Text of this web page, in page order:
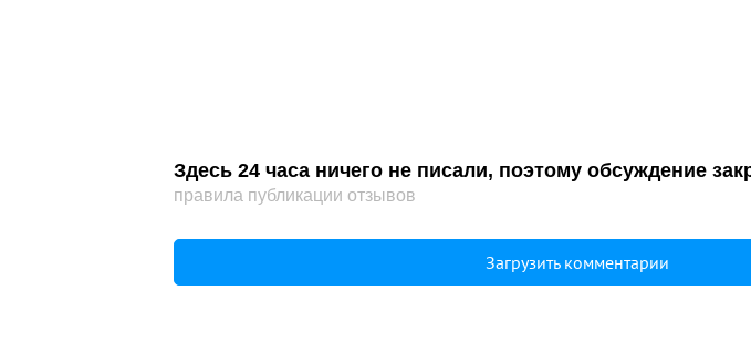
Здесь 24 часа ничего не писали, поэтому обсуждение
правила публикации отзывов
Загрузить комментарии